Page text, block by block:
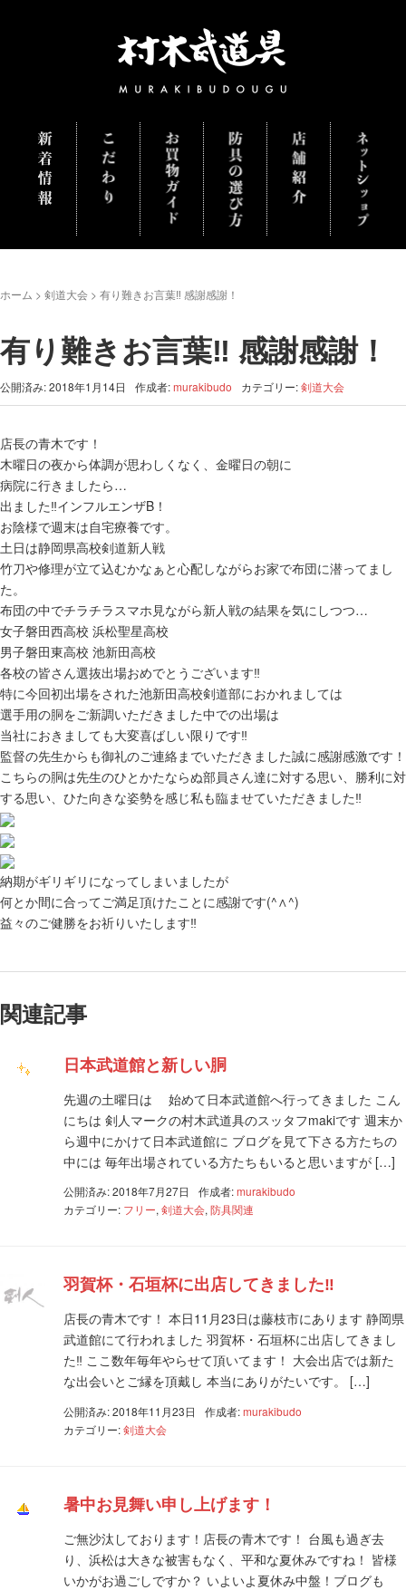
ホーム > 剣道大会 > 有り難きお言葉‼ 感謝感謝！
有り難きお言葉‼ 感謝感謝！
公開済み: 2018年1月14日 作成者:murakibudo カテゴリー:剣道大会
店長の青木です！
木曜日の夜から体調が思わしくなく、金曜日の朝に
病院に行きましたら…
出ました‼インフルエンザB！
お陰様で週末は自宅療養です。
土日は静岡県高校剣道新人戦
竹刀や修理が立て込むかなぁと心配しながらお家で布団に潜ってまし
た。
布団の中でチラチラスマホ見ながら新人戦の結果を気にしつつ…
女子磐田西高校 浜松聖星高校
男子磐田東高校 池新田高校
各校の皆さん選抜出場おめでとうございます‼
特に今回初出場をされた池新田高校剣道部におかれましては
選手用の胴をご新調いただきました中での出場は
当社におきましても大変喜ばしい限りです‼
監督の先生からも御礼のご連絡までいただきました誠に感謝感激です！
こちらの胴は先生のひとかたならぬ部員さん達に対する思い、勝利に対
する思い、ひた向きな姿勢を感じ私も臨ませていただきました‼
納期がギリギリになってしまいましたが
何とか間に合ってご満足頂けたことに感謝です(^∧^)
益々のご健勝をお祈りいたします‼
関連記事
日本武道館と新しい胴
先週の土曜日は 始めて日本武道館へ行ってきました こん
にちは 剣人マークの村木武道具のスッタフmakiです 週末か
ら週中にかけて日本武道館に ブログを見て下さる方たちの
中には 毎年出場されている方たちもいると思いますが […]
公開済み: 2018年7月27日 作成者:murakibudo
カテゴリー: フリー, 剣道大会, 防具関連
羽賀杯・石垣杯に出店してきました‼️
店長の青木です！ 本日11月23日は藤枝市にあります 静岡県
武道館にて行われました 羽賀杯・石垣杯に出店してきまし
た‼️ ここ数年毎年やらせて頂いてます！ 大会出店では新た
な出会いとご縁を頂戴し 本当にありがたいです。 […]
公開済み: 2018年11月23日 作成者:murakibudo
カテゴリー:剣道大会
暑中お見舞い申し上げます！
ご無沙汰しております！店長の青木です！ 台風も過ぎ去
り、浜松は大きな被害もなく、平和な夏休みですね！ 皆様
いかがお過ごしですか？ いよいよ夏休み中盤！ブログも